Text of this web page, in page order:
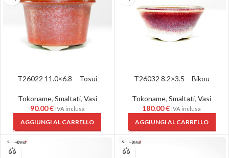
T26022 11.0×6.8 – Tosui
Tokoname, Smaltati, Vasi
90.00€ IVA inclusa
AGGIUNGI AL CARRELLO
T26032 8.2×3.5 – Bikou
Tokoname,Smaltati,Vasi
180.00€ IVA inclusa
AGGIUNGI AL CARRELLO